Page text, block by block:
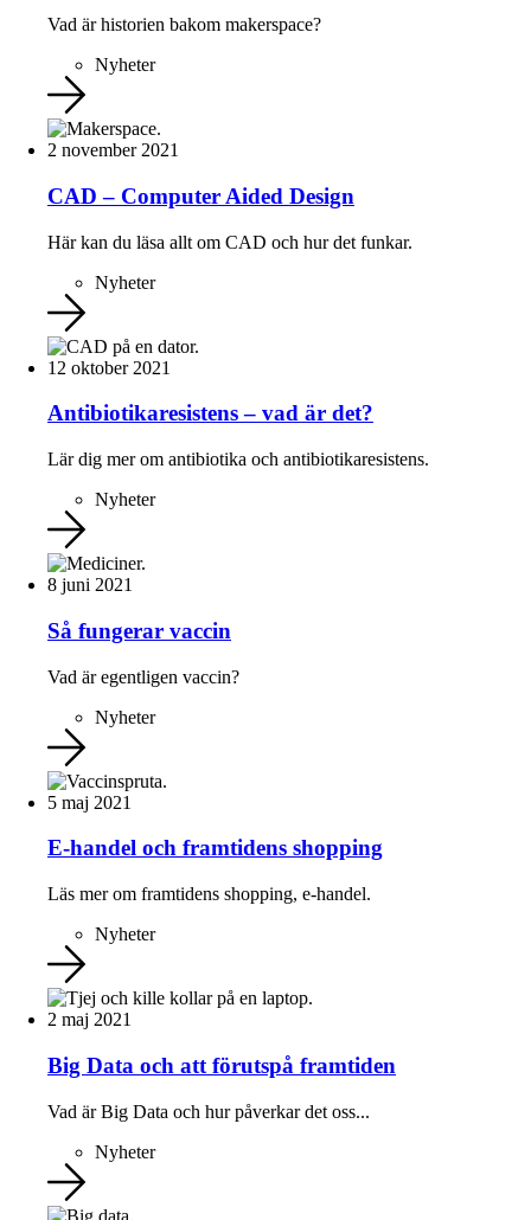
Vad är historien bakom makerspace?
Nyheter
2 november 2021
CAD – Computer Aided Design
Här kan du läsa allt om CAD och hur det funkar.
Nyheter
12 oktober 2021
Antibiotikaresistens – vad är det?
Lär dig mer om antibiotika och antibiotikaresistens.
Nyheter
8 juni 2021
Så fungerar vaccin
Vad är egentligen vaccin?
Nyheter
5 maj 2021
E-handel och framtidens shopping
Läs mer om framtidens shopping, e-handel.
Nyheter
2 maj 2021
Big Data och att förutspå framtiden
Vad är Big Data och hur påverkar det oss...
Nyheter